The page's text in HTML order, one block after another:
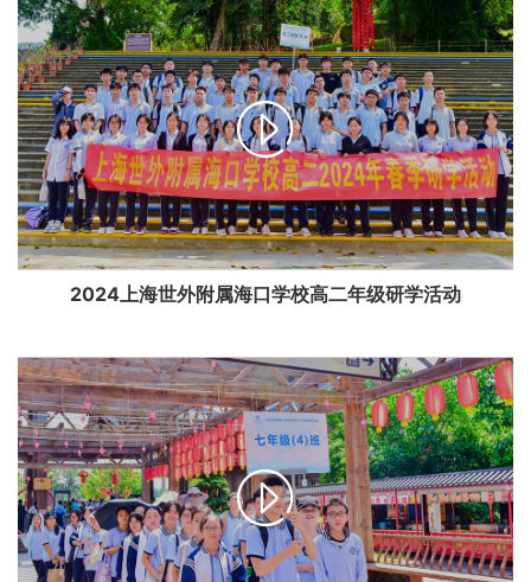

2024上海世外附属海口学校高二年级研学活动
